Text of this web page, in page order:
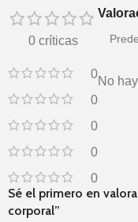
0 críticas
0
0
0
0
0
No
Sé el primero en
corporal”